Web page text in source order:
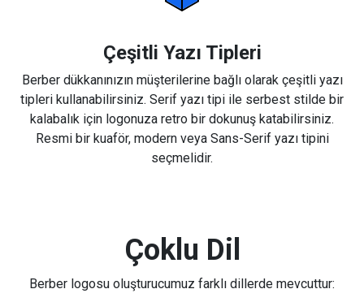
Çeşitli Yazı Tipleri
Berber dükkanınızın müşterilerine bağlı olarak çeşitli yazı
tipleri kullanabilirsiniz. Serif yazı tipi ile serbest stilde bir
kalabalık için logonuza retro bir dokunuş katabilirsiniz.
Resmi bir kuaför, modern veya Sans-Serif yazı tipini
seçmelidir.
Çoklu Dil
Berber logosu oluşturucumuz farklı dillerde mevcuttur: